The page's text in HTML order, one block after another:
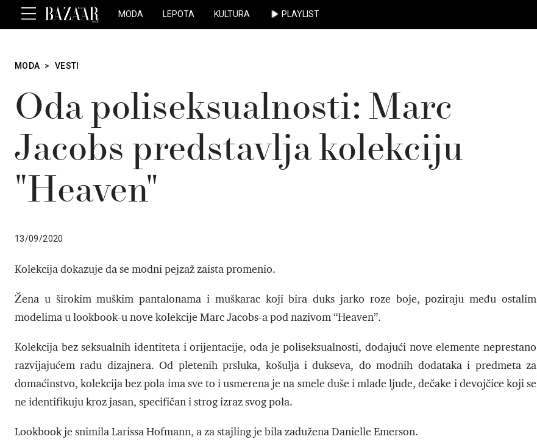
MODA LEPOTA KULTURA PLAYLIST
MODA > VESTI
Oda poliseksualnosti: Marc
Jacobs predstavlja kolekciju
"Heaven"
13/09/2020
Kolekcija dokazuje da se modni pejzaž zaista promenio.
Žena u širokim muškim pantalonama i muškarac koji bira duks jarko roze boje, poziraju među ostalim
modelima u lookbook-u nove kolekcije Marc Jacobs-a pod nazivom “Heaven”.
Kolekcija bez seksualnih identiteta i orijentacije, oda je poliseksualnosti, dodajući nove elemente neprestano
razvijajućem radu dizajnera. Od pletenih prsluka, košulja i dukseva, do modnih dodataka i predmeta za
domaćinstvo, kolekcija bez pola ima sve to i usmerena je na smele duše i mlade ljude, dečake i devojčice koji se
ne identifikuju kroz jasan, specifičan i strog izraz svog pola.
Lookbook je snimila Larissa Hofmann, a za stajling je bila zadužena Danielle Emerson.